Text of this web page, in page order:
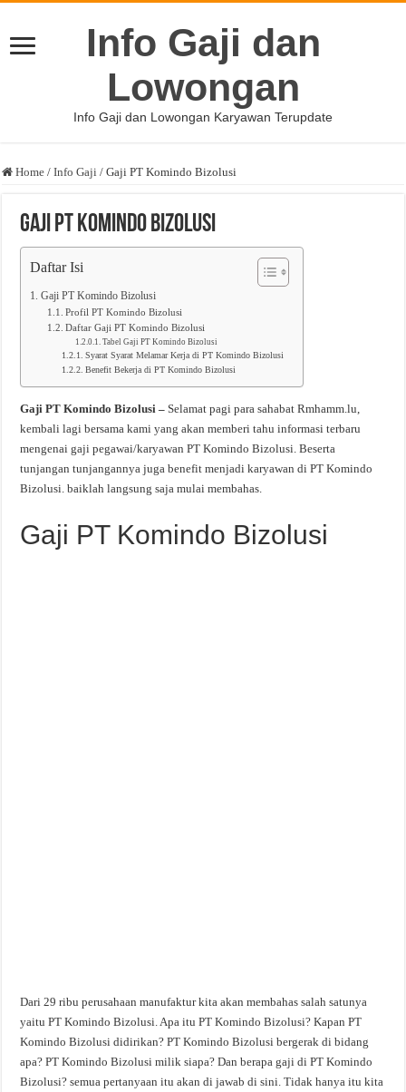
Info Gaji dan
Lowongan
Info Gaji dan Lowongan Karyawan Terupdate
Home / Info Gaji / Gaji PT Komindo Bizolusi
Gaji PT Komindo Bizolusi
Daftar Isi
Gaji PT Komindo Bizolusi
Profil PT Komindo Bizolusi
Daftar Gaji PT Komindo Bizolusi
Tabel Gaji PT Komindo Bizolusi
Syarat Syarat Melamar Kerja di PT Komindo Bizolusi
Benefit Bekerja di PT Komindo Bizolusi
Gaji PT Komindo Bizolusi –Selamat pagi para sahabat Rmhamm.lu,
kembali lagi bersama kami yang akan memberi tahu informasi terbaru
mengenai gaji pegawai/karyawan PT Komindo Bizolusi. Beserta
tunjangan tunjangannya juga benefit menjadi karyawan di PT Komindo
Bizolusi. baiklah langsung saja mulai membahas.
Gaji PT Komindo Bizolusi
Dari 29 ribu perusahaan manufaktur kita akan membahas salah satunya
yaitu PT Komindo Bizolusi. Apa itu PT Komindo Bizolusi? Kapan PT
Komindo Bizolusi didirikan? PT Komindo Bizolusi bergerak di bidang
apa? PT Komindo Bizolusi milik siapa? Dan berapa gaji di PT Komindo
Bizolusi? semua pertanyaan itu akan di jawab di sini. Tidak hanya itu kita